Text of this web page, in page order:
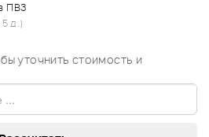
ПВЗ
5 д.)
уточнить стоимость и